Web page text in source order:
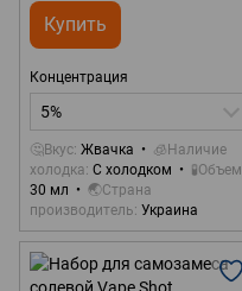
Купить
Концентрация
5%
🤔Вкус Жвачка
🧊Наличие
холодка С холодком
🧪Объем
30 мл
🌏Страна
производитель Украина